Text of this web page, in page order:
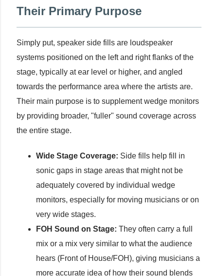
Their Primary Purpose
Simply put, speaker side fills are loudspeaker
systems positioned on the left and right flanks of the
stage, typically at ear level or higher, and angled
towards the performance area where the artists are.
Their main purpose is to supplement wedge monitors
by providing broader, "fuller" sound coverage across
the entire stage.
Wide Stage Coverage: Side fills help fill in
sonic gaps in stage areas that might not be
adequately covered by individual wedge
monitors, especially for moving musicians or on
very wide stages.
FOH Sound on Stage: They often carry a full
mix or a mix very similar to what the audience
hears (Front of House/FOH), giving musicians a
more accurate idea of how their sound blends